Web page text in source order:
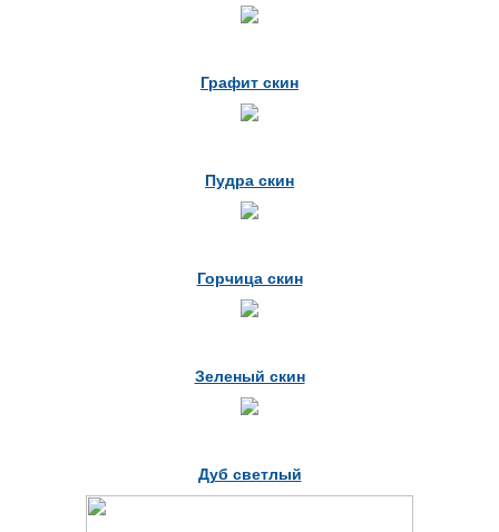
Графит скин
Пудра скин
Горчица скин
Зеленый скин
Дуб светлый